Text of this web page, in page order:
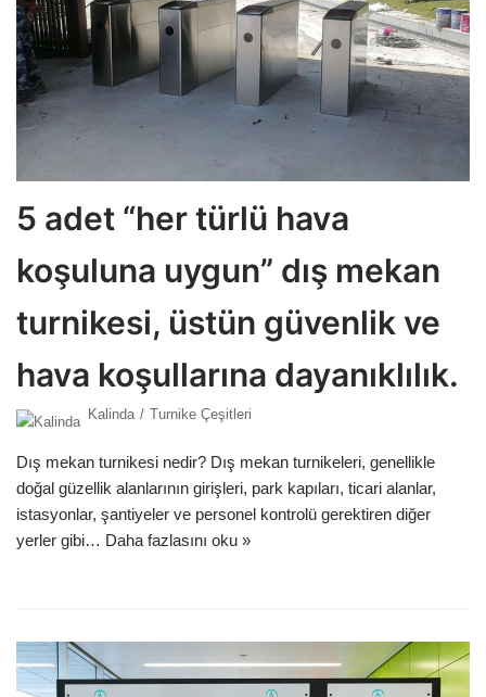
5 adet “her türlü hava
koşuluna uygun” dış mekan
turnikesi, üstün güvenlik ve
hava koşullarına dayanıklılık.
Kalinda Turnike Çeşitleri
Dış mekan turnikesi nedir? Dış mekan turnikeleri, genellikle
doğal güzellik alanlarının girişleri, park kapıları, ticari alanlar,
istasyonlar, şantiyeler ve personel kontrolü gerektiren diğer
yerler gibi… Daha fazlasını oku »